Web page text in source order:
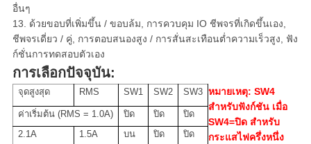
อื่นๆ
13. ด้วยขอบที่เพิ่มขึ้น / ขอบล้ม, การควบคุม IO ชีพจรที่เกิดขึ้นเอง,
ชีพจรเดี่ยว / คู่, การตอบสนองสูง / การสั่นสะเทือนต่ำความเร็วสูง, ฟัง
ก์ชั่นการทดสอบตัวเอง
การเลือกปัจจุบัน:
จุดสูงสุด RMS SW1 SW2 SW3
ค่าเริ่มต้น (RMS = 1.0A) ปิด ปิด
ปิด
2.1A
1.5A บน ปิด
ปิด
หมายเหตุ: SW4
สำหรับฟังก์ชัน เมื่อ
SW4=ปิด สำหรับ
กระแสไฟครึ่งหนึ่ง